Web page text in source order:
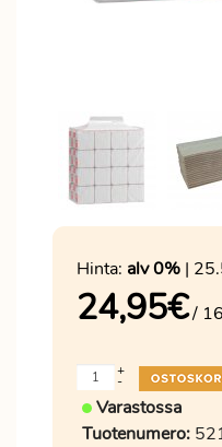
Hinta: alv 0% |
24,95€/
-
+
Varastossa
Tuotenumero: